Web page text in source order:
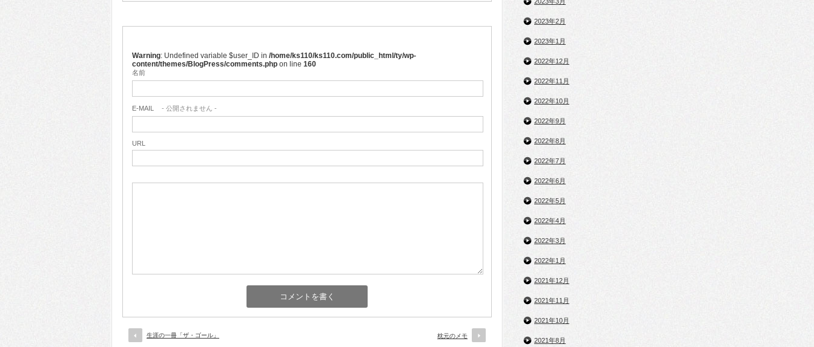
Warning : Undefined variable $user_ID in /home/ks110/ks110.com/public_html/ty/wp-
content/themes/BlogPress/comments.php on line 160
名前
E-MAIL - 公開されません -
URL
生涯の一冊「ザ・ゴール」 枕元のメモ
2023年2月
2023年1月
2022年12月
2022年11月
2022年10月
2022年9月
2022年8月
2022年7月
2022年6月
2022年5月
2022年4月
2022年3月
2022年1月
2021年12月
2021年11月
2021年10月
2021年8月